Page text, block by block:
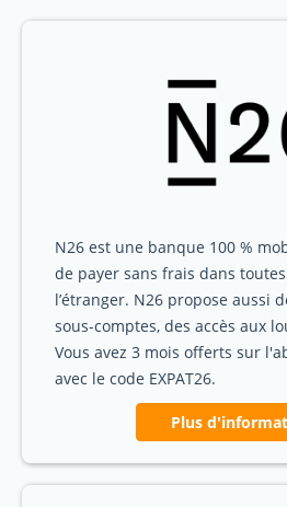
N26 est une banque 100 %
de payer sans frais dans
l’étranger. N26 propose aussi
sous-comptes, des accès aux
Vous avez 3 mois offerts sur
avec le code EXPAT26.
Plus